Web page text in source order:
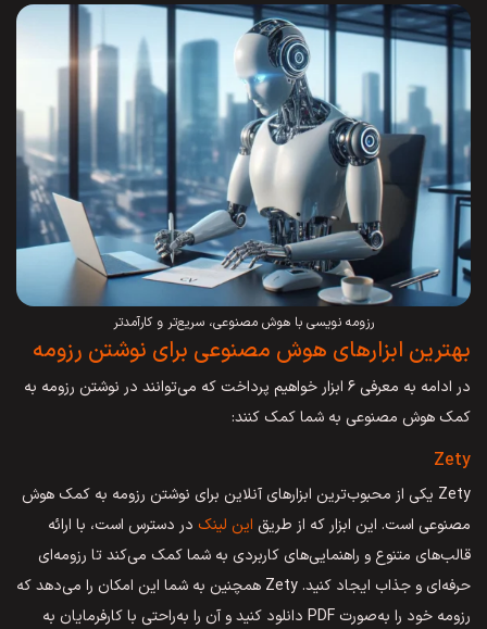
رزومه نویسی با هوش مصنوعی، سریع‌تر و کارآمدتر
بهترین ابزارهای هوش مصنوعی برای نوشتن رزومه
در ادامه به معرفی ۶ ابزار خواهیم پرداخت که می‌توانند در نوشتن رزومه به
کمک هوش مصنوعی به شما کمک کنند:
Zety
Zety یکی از محبوب‌ترین ابزارهای آنلاین برای نوشتن رزومه به کمک هوش
مصنوعی است. این ابزار که از طریق این لینک در دسترس است، با ارائه
قالب‌های متنوع و راهنمایی‌های کاربردی به شما کمک می‌کند تا رزومه‌ای
حرفه‌ای و جذاب ایجاد کنید. Zety همچنین به شما این امکان را می‌دهد که
رزومه خود را به‌صورت PDF دانلود کنید و آن را به‌راحتی با کارفرمایان به